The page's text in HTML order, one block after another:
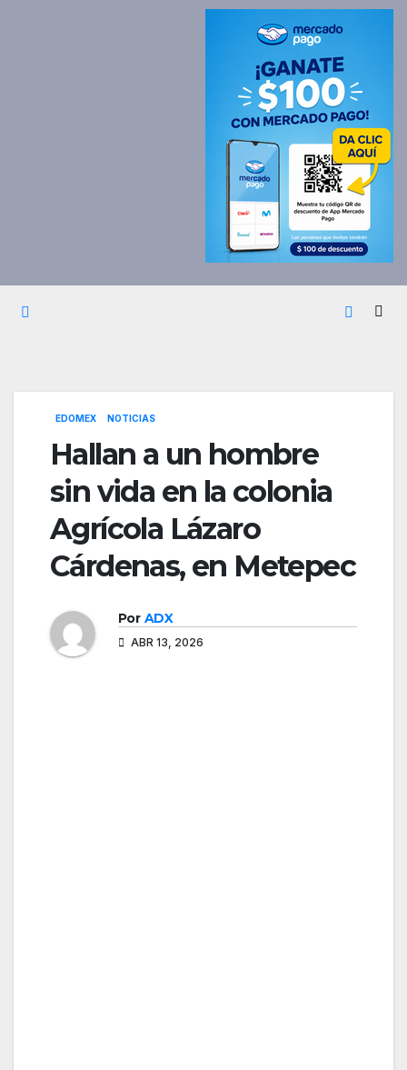
EDOMEX NOTICIAS
Hallan a un hombre
sin vida en la colonia
Agrícola Lázaro
Cárdenas, en Metepec
Por ADX
ABR 13, 2026